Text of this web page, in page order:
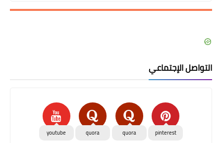
التواصل الإجتماعي
pinterest
quora
quora
youtube